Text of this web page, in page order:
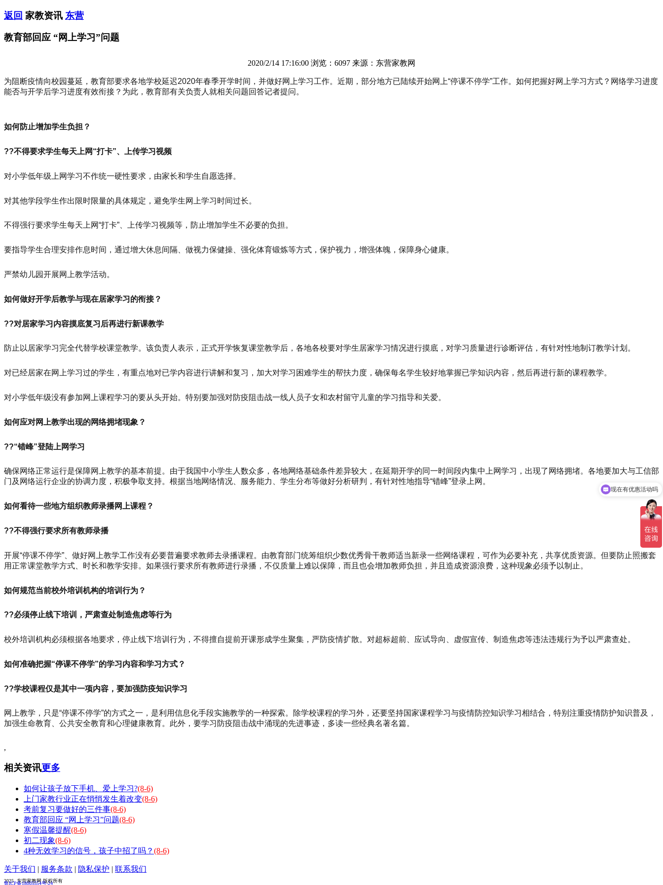
返回 家教资讯 东营
教育部回应 “网上学习”问题
2020/2/14 17:16:00 浏览：6097 来源：东营家教网
为阻断疫情向校园蔓延，教育部要求各地学校延迟2020年春季开学时间，并做好网上学习工作。近期，部分地方已陆续开始网上“停课不停学”工作。如何把握好网上学习方式？网络学习进度
能否与开学后学习进度有效衔接？为此，教育部有关负责人就相关问题回答记者提问。
如何防止增加学生负担？
??不得要求学生每天上网“打卡”、上传学习视频
对小学低年级上网学习不作统一硬性要求，由家长和学生自愿选择。
对其他学段学生作出限时限量的具体规定，避免学生网上学习时间过长。
不得强行要求学生每天上网“打卡”、上传学习视频等，防止增加学生不必要的负担。
要指导学生合理安排作息时间，通过增大休息间隔、做视力保健操、强化体育锻炼等方式，保护视力，增强体魄，保障身心健康。
严禁幼儿园开展网上教学活动。
如何做好开学后教学与现在居家学习的衔接？
??对居家学习内容摸底复习后再进行新课教学
防止以居家学习完全代替学校课堂教学。该负责人表示，正式开学恢复课堂教学后，各地各校要对学生居家学习情况进行摸底，对学习质量进行诊断评估，有针对性地制订教学计划。
对已经居家在网上学习过的学生，有重点地对已学内容进行讲解和复习，加大对学习困难学生的帮扶力度，确保每名学生较好地掌握已学知识内容，然后再进行新的课程教学。
对小学低年级没有参加网上课程学习的要从头开始。特别要加强对防疫阻击战一线人员子女和农村留守儿童的学习指导和关爱。
如何应对网上教学出现的网络拥堵现象？
??“错峰”登陆上网学习
确保网络正常运行是保障网上教学的基本前提。由于我国中小学生人数众多，各地网络基础条件差异较大，在延期开学的同一时间段内集中上网学习，出现了网络拥堵。各地要加大与工信部
门及网络运行企业的协调力度，积极争取支持。根据当地网络情况、服务能力、学生分布等做好分析研判，有针对性地指导“错峰”登录上网。
如何看待一些地方组织教师录播网上课程？
??不得强行要求所有教师录播
开展“停课不停学”、做好网上教学工作没有必要普遍要求教师去录播课程。由教育部门统筹组织少数优秀骨干教师适当新录一些网络课程，可作为必要补充，共享优质资源。但要防止照搬套
用正常课堂教学方式、时长和教学安排。如果强行要求所有教师进行录播，不仅质量上难以保障，而且也会增加教师负担，并且造成资源浪费，这种现象必须予以制止。
如何规范当前校外培训机构的培训行为？
??必须停止线下培训，严肃查处制造焦虑等行为
校外培训机构必须根据各地要求，停止线下培训行为，不得擅自提前开课形成学生聚集，严防疫情扩散。对超标超前、应试导向、虚假宣传、制造焦虑等违法违规行为予以严肃查处。
如何准确把握“停课不停学”的学习内容和学习方式？
??学校课程仅是其中一项内容，要加强防疫知识学习
网上教学，只是“停课不停学”的方式之一，是利用信息化手段实施教学的一种探索。除学校课程的学习外，还要坚持国家课程学习与疫情防控知识学习相结合，特别注重疫情防护知识普及，
加强生命教育、公共安全教育和心理健康教育。此外，要学习防疫阻击战中涌现的先进事迹，多读一些经典名著名篇。
,
相关资讯更多
如何让孩子放下手机、爱上学习?(8-6)
上门家教行业正在悄悄发生着改变(8-6)
考前复习要做好的三件事(8-6)
教育部回应 “网上学习”问题(8-6)
寒假温馨提醒(8-6)
初二现象(8-6)
4种无效学习的信号，孩子中招了吗？ (8-6)
关于我们 | 服务条款 | 隐私保护 | 联系我们
2025 东营家教网 版权所有
鲁ICP备18005554号-24
现在有优惠活动吗